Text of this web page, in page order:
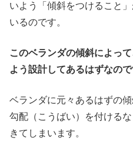
いよう「傾斜をつけること
いるのです。
このベランダの傾斜によっ
よう設計してあるはずなので
ベランダに元々あるはずの
勾配（こうばい）を付ける
きてしまいます。